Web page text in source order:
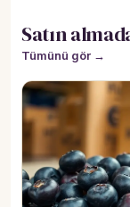
Satın
Tümünü gör →